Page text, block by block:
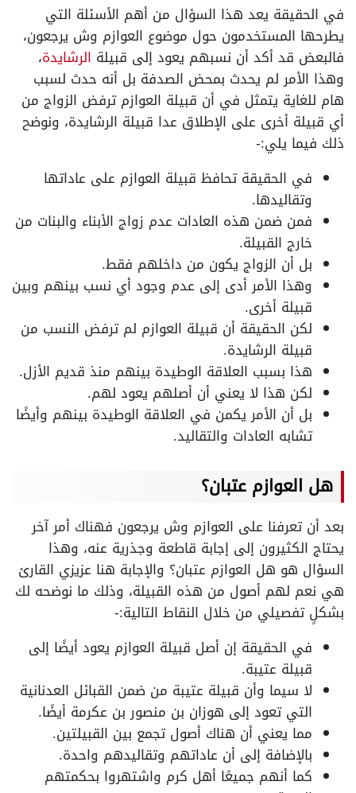
في الحقيقة يعد هذا السؤال من أهم الأسئلة التي
يطرحها المستخدمون حول موضوع العوازم وش يرجعون،
فالبعض قد أكد أن نسبهم يعود إلى قبيلة الرشايدة،
وهذا الأمر لم يحدث بمحض الصدفة بل أنه حدث لسبب
هام للغاية يتمثل في أن قبيلة العوازم ترفض الزواج من
أي قبيلة أخرى على الإطلاق عدا قبيلة الرشايدة، ونوضح
ذلك فيما يلي:-
في الحقيقة تحافظ قبيلة العوازم على عاداتها
وتقاليدها.
فمن ضمن هذه العادات عدم زواج الأبناء والبنات من
خارج القبيلة.
بل أن الزواج يكون من داخلهم فقط.
وهذا الأمر أدى إلى عدم وجود أي نسب بينهم وبين
قبيلة أخرى.
لكن الحقيقة أن قبيلة العوازم لم ترفض النسب من
قبيلة الرشايدة.
هذا بسبب العلاقة الوطيدة بينهم منذ قديم الأزل.
لكن هذا لا يعني أن أصلهم يعود لهم.
بل أن الأمر يكمن في العلاقة الوطيدة بينهم وأيضًا
تشابه العادات والتقاليد.
هل العوازم عتبان؟
بعد أن تعرفنا على العوازم وش يرجعون فهناك أمر آخر
يحتاج الكثيرون إلى إجابة قاطعة وجذرية عنه، وهذا
السؤال هو هل العوازم عتبان؟ والإجابة هنا عزيزي القارئ
هي نعم لهم أصول من هذه القبيلة، وذلك ما نوضحه لك
بشكلٍ تفصيلي من خلال النقاط التالية:-
في الحقيقة إن أصل قبيلة العوازم يعود أيضًا إلى
قبيلة عتيبة.
لا سيما وأن قبيلة عتيبة من ضمن القبائل العدنانية
التي تعود إلى هوزان بن منصور بن عكرمة أيضًا.
مما يعني أن هناك أصول تجمع بين القبيلتين.
بالإضافة إلى أن عاداتهم وتقاليدهم واحدة.
كما أنهم جميعًا أهل كرم واشتهروا بحكمتهم